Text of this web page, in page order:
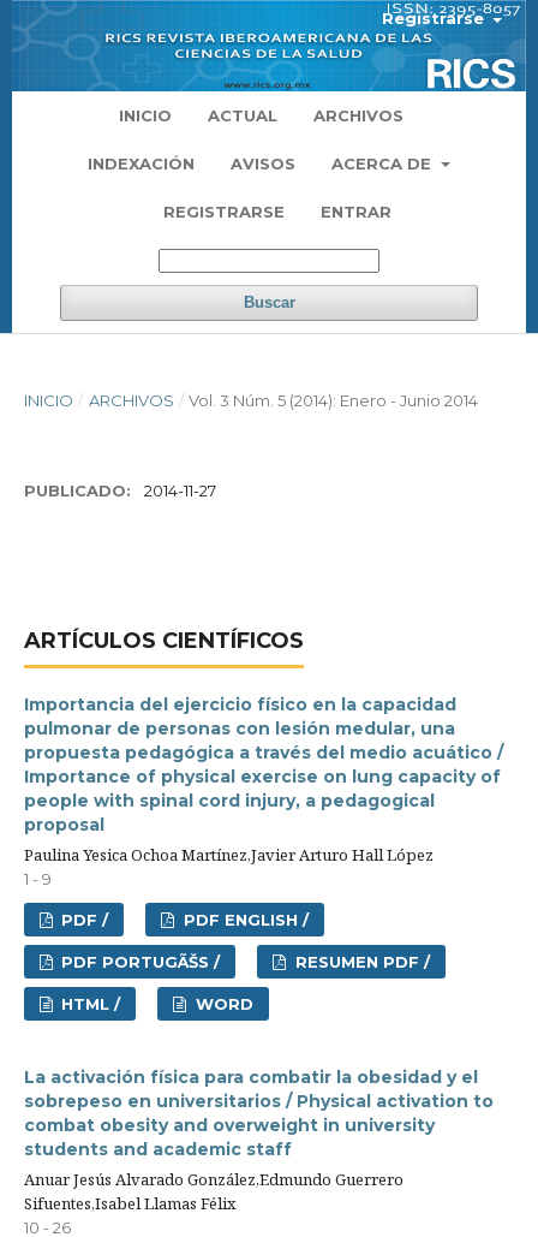
INICIO ACTUAL ARCHIVOS
INDEXACIÓN AVISOS ACERCA DE
REGISTRARSE ENTRAR
Buscar
Registrarse
INICIO / ARCHIVOS / Vol. 3 Núm. 5 (2014): Enero - Junio 2014
PUBLICADO: 2014-11-27
ARTÍCULOS CIENTÍFICOS
Importancia del ejercicio físico en la capacidad
pulmonar de personas con lesión medular, una
propuesta pedagógica a través del medio acuático /
Importance of physical exercise on lung capacity of
people with spinal cord injury, a pedagogical
proposal
Paulina Yesica Ochoa Martínez,Javier Arturo Hall López
1 - 9
PDF / PDF ENGLISH /
PDF PORTUGÃŠS / RESUMEN PDF /
HTML / WORD
La activación física para combatir la obesidad y el
sobrepeso en universitarios / Physical activation to
combat obesity and overweight in university
students and academic staff
Anuar Jesús Alvarado González,Edmundo Guerrero
Sifuentes,Isabel Llamas Félix
10 - 26